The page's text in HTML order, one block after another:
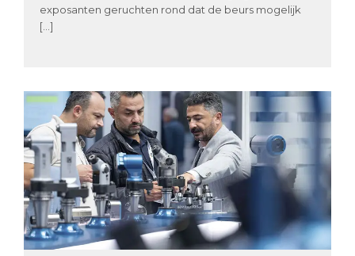
exposanten geruchten rond dat de beurs mogelijk
[…]